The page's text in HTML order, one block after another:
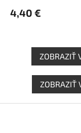
4,40 €
ZOBRAZIŤ
ZOBRAZIŤ